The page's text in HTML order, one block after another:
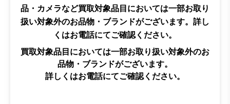
品・カメラなど買取対象品目においては一部お取り
扱い対象外のお品物・ブランドがございます。 詳し
くはお電話にてご確認ください。
買取対象品目においては一部お取り扱い対象外のお
品物・ブランドがございます。
詳しくはお電話にてご確認ください。